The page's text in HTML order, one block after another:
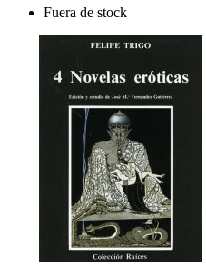
Fuera de stock